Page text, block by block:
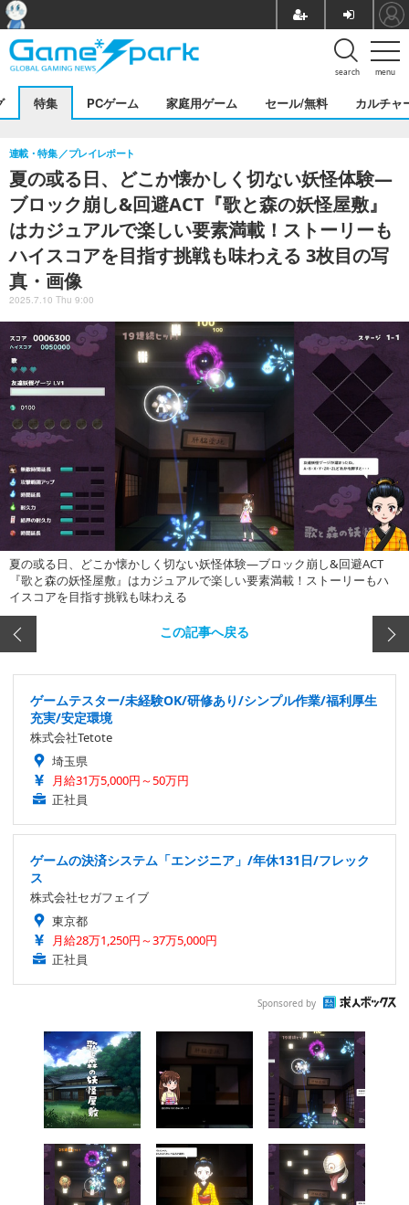
menu
search
特集 PCゲーム 家庭用ゲーム セール/無料 カルチャ
夏の或る日、どこか懐かしく切ない妖怪体験―
ブロック崩し&回避ACT『歌と森の妖怪屋敷』
はカジュアルで楽しい要素満載！ストーリーも
ハイスコアを目指す挑戦も味わえる 3枚目の写
真・画像
連載・特集 プレイレポート
2025.7.10 Thu 9:00
夏の或る日、どこか懐かしく切ない妖怪体験―ブロック崩し&回避ACT
『歌と森の妖怪屋敷』はカジュアルで楽しい要素満載！ストーリーもハ
イスコアを目指す挑戦も味わえる
この記事へ戻る
ゲームテスター/未経験OK/研修あり/シンプル作業/福利厚生
充実/安定環境
株式会社Tetote
埼玉県
月給31万5,000円～50万円
正社員
ゲームの決済システム「エンジニア」/年休131日/フレック
ス
株式会社セガフェイブ
東京都
月給28万1,250円～37万5,000円
正社員
Sponsored by